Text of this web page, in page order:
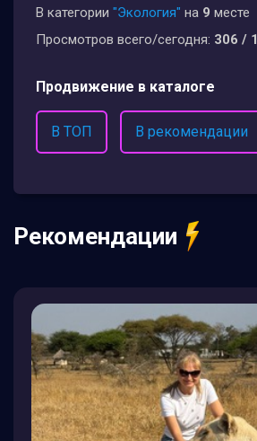
В категории "Экология" на 9 месте
Просмотров всего/сегодня: 306 / 1
Продвижение в каталоге
В ТОП В рекомендации
Рекомендации